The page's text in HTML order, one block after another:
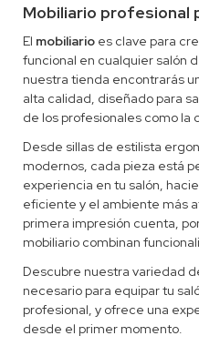
Mobiliario profesional
El mobiliario es clave para
funcional en cualquier salón
nuestra tienda encontrarás
alta calidad, diseñado para
de los profesionales como
Desde sillas de estilista
modernos, cada pieza está
experiencia en tu salón,
eficiente y el ambiente más
primera impresión cuenta,
mobiliario combinan
Descubre nuestra variedad
necesario para equipar tu
profesional, y ofrece una
desde el primer momento.